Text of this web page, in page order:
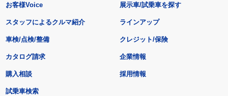
お客様Voice
スタッフによるクルマ紹介
展示車/試乗車を探す
ラインアップ
車検/点検/整備 クレジット/保険
カタログ請求
購入相談
試乗車検索
企業情報
採用情報